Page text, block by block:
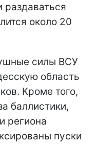
около 20
силы ВСУ
область
Кроме того,
баллистики,
региона
пуски